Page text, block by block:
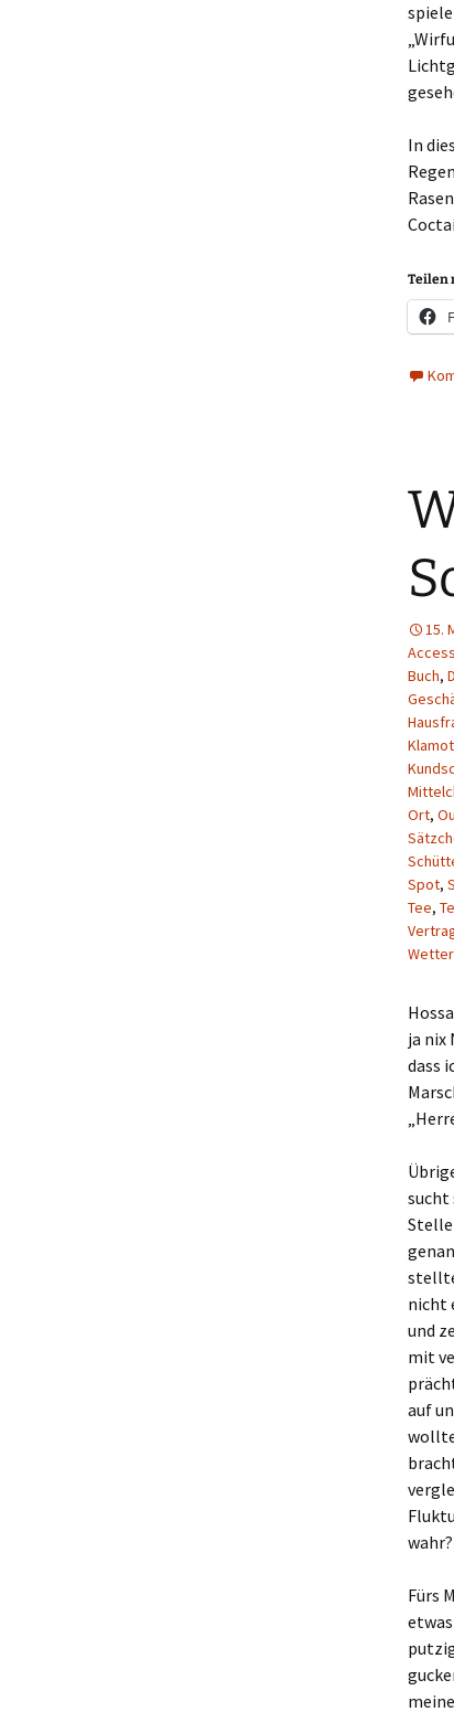
In
Teilen
15.
Buch,
Ort,
Spot,
Tee,
ja nix
dass
sucht
Stelle
nicht
und
mit
auf
Fürs